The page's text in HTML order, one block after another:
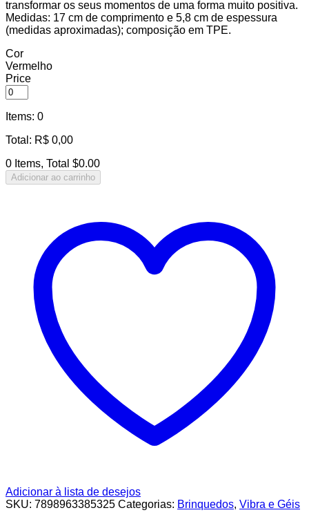
transformar os seus momentos de uma forma muito positiva.
Medidas: 17 cm de comprimento e 5,8 cm de espessura
(medidas aproximadas); composição em TPE.
Cor
Vermelho
Price
Items: 0
Total : R$ 0,00
0 Items, Total $0.00
Adicionar ao carrinho
Adicionar à lista de desejos
SKU: 7898963385325 Categorias: Brinquedos, Vibra e Géis